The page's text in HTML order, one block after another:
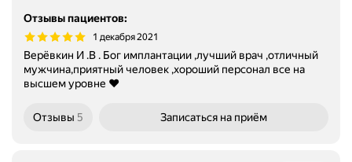
Отзывы пациентов:
1 декабря 2021
Верёвкин И .В . Бог имплантации ,лучший врач ,отличный
мужчина,приятный человек ,хороший персонал все на
высшем уровне ❤️
Отзывы 5 Записаться на приём